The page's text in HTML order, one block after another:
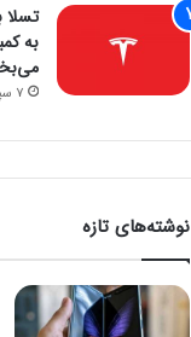
تسلا
به
7 سپتامبر 2021
نوشته‌های تازه